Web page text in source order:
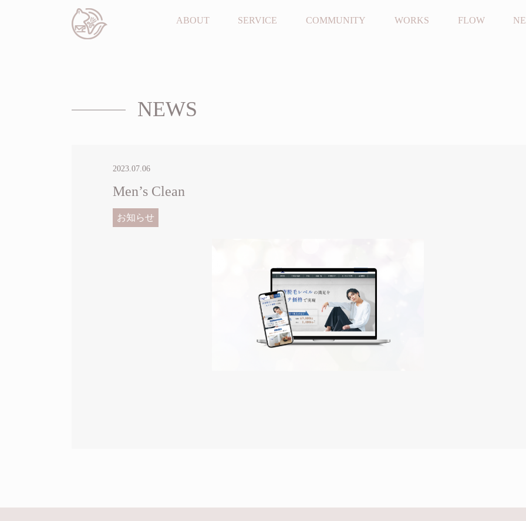
ABOUT SERVICE COMMUNITY WORKS FLOW
NEWS
2023.07.06
Men’s Clean
お知らせ